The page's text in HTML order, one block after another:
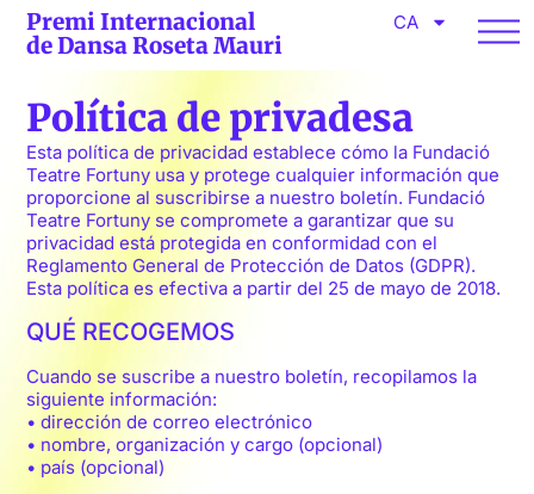
Premi Internacional
de Dansa Roseta Mauri
CA
Política de privadesa
Esta política de privacidad establece cómo la Fundació
Teatre Fortuny usa y protege cualquier información que
proporcione al suscribirse a nuestro boletín. Fundació
Teatre Fortuny se compromete a garantizar que su
privacidad está protegida en conformidad con el
Reglamento General de Protección de Datos (GDPR).
Esta política es efectiva a partir del 25 de mayo de 2018.
QUÉ RECOGEMOS
Cuando se suscribe a nuestro boletín, recopilamos la
siguiente información:
• dirección de correo electrónico
• nombre, organización y cargo (opcional)
• país (opcional)